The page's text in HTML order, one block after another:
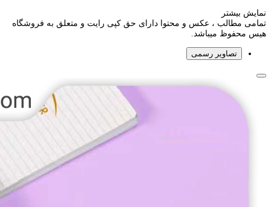
نمایش بیشتر
تمامی مطالب ، عکس و محتوا دارای حق کپی رایت و متعلق به فروشگاه
هیس محفوظ میباشد.
تصاویر رسمی